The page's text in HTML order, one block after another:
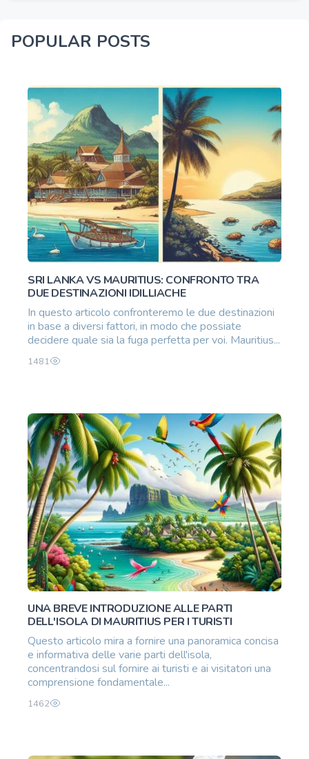
POPULAR POSTS
SRI LANKA VS MAURITIUS: CONFRONTO TRA
DUE DESTINAZIONI IDILLIACHE
In questo articolo confronteremo le due destinazioni
in base a diversi fattori, in modo che possiate
decidere quale sia la fuga perfetta per voi. Mauritius...
1481
UNA BREVE INTRODUZIONE ALLE PARTI
DELL'ISOLA DI MAURITIUS PER I TURISTI
Questo articolo mira a fornire una panoramica concisa
e informativa delle varie parti dell'isola,
concentrandosi sul fornire ai turisti e ai visitatori una
comprensione fondamentale...
1462